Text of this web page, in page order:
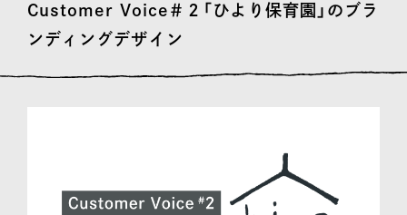
Customer Voice＃２「ひより保育園」のブラ
ンディングデザイン